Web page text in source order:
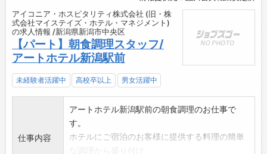
アイコニア・ホスピタリティ株式会社 (旧・株
式会社マイステイズ・ホテル・マネジメント)
の求人情報 /新潟県新潟市中央区
【パート】朝食調理スタッフ/
アートホテル新潟駅前
未経験者活躍中 高校卒以上 男女活躍中
仕事内容
アートホテル新潟駅前の朝食調理のお仕事で
す。
ホテルにご宿泊のお客様に提供する料理の簡単